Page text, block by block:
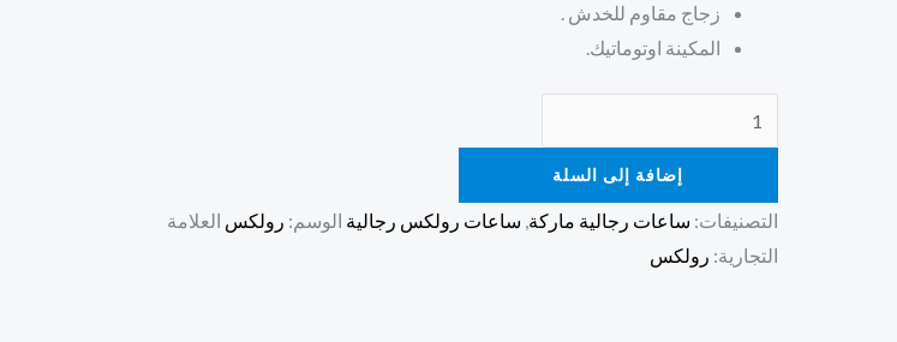
زجاج مقاوم للخدش .
المكينة اوتوماتيك.
إضافة إلى السلة
التصنيفات: ساعات رجالية ماركة, ساعات رولكس رجالية الوسم: رولكس العلامة
التجارية: رولكس